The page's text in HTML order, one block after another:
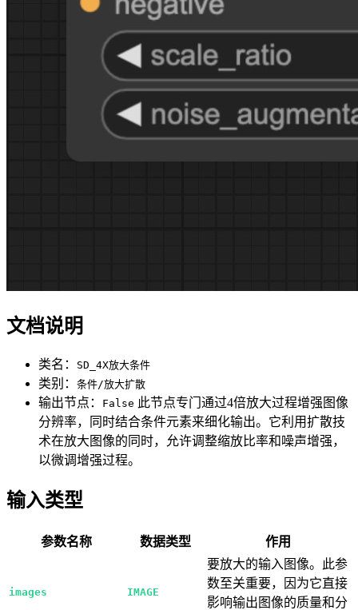
文档说明
类名： SD_4X放大条件
类别： 条件/放大扩散
输出节点： False 此节点专门通过4倍放大过程增强图像
分辨率，同时结合条件元素来细化输出。它利用扩散技
术在放大图像的同时，允许调整缩放比率和噪声增强，
以微调增强过程。
输入类型
参数名称 数据类型 作用
images IMAGE
要放大的输入图像。此参
数至关重要，因为它直接
影响输出图像的质量和分